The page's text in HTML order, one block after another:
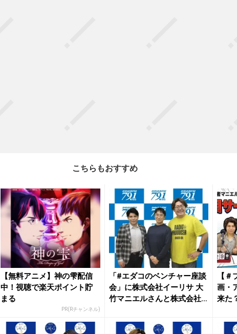
こちらもおすすめ
【無料アニメ】神の雫配信
中！視聴で楽天ポイント貯
まる
PR(Rチャンネル)
「#エダコのベンチャー座談
会」に株式会社イーリサ 大
竹マニエルさんと株式会社
【
画・
来た